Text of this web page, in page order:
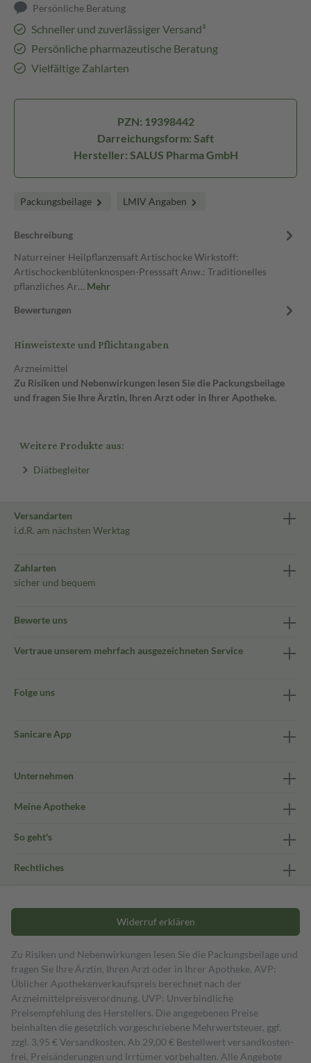
Persönliche Beratung
Schneller und zuverlässiger Versand³
Persönliche pharmazeutische Beratung
Vielfältige Zahlarten
PZN: 19398442
Darreichungsform: Saft
Hersteller: SALUS Pharma GmbH
Packungsbeilage LMIV Angaben
Beschreibung
Naturreiner Heilpflanzensaft Artischocke Wirkstoff:
Artischockenblütenknospen-Presssaft Anw.: Traditionelles
pflanzliches Ar… Mehr
Bewertungen
Hinweistexte und Pflichtangaben
Arzneimittel
Zu Risiken und Nebenwirkungen lesen Sie die Packungsbeilage
und fragen Sie Ihre Ärztin, Ihren Arzt oder in Ihrer Apotheke.
Weitere Produkte aus:
Diätbegleiter
Versandarten
i.d.R. am nächsten Werktag
Zahlarten
sicher und bequem
Bewerte uns
Vertraue unserem mehrfach ausgezeichneten Service
Folge uns
Sanicare App
Unternehmen
Meine Apotheke
So geht's
Rechtliches
Widerruf erklären
Zu Risiken und Nebenwirkungen lesen Sie die Packungsbeilage und
fragen Sie Ihre Ärztin, Ihren Arzt oder in Ihrer Apotheke. AVP:
Üblicher Apothekenverkaufspreis berechnet nach der
Arzneimittelpreisverordnung. UVP: Unverbindliche
Preisempfehlung des Herstellers. Die angegebenen Preise
beinhalten die gesetzlich vorgeschriebene Mehrwertsteuer, ggf.
zzgl. 3,95 € Versandkosten. Ab 29,00 € Bestell­wert versand­kosten­
frei. Preisänderungen und Irrtümer vorbehalten. Alle Angebote